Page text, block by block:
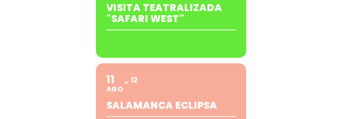
VISITA TEATRALIZADA
"SAFARI WEST"
11
AGO
12
SALAMANCA ECLIPSA